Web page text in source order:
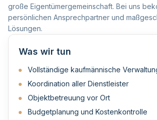
große Eigentümergemeinschaft. Bei uns
persönlichen Ansprechpartner und
Lösungen.
Was wir tun
Vollständige kaufmännische
Koordination aller Dienstleister
Objektbetreuung vor Ort
Budgetplanung und Kostenkontrolle